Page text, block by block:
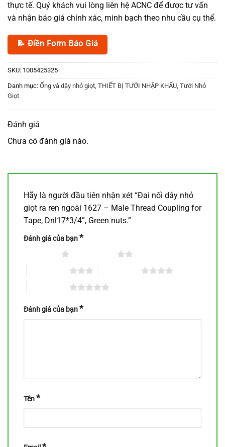
thực tế. Quý khách vui lòng liên hệ ACNC để được tư vấn
và nhận báo giá chính xác, minh bạch theo nhu cầu cụ thể.
📝 Điền Form Báo Giá
SKU: 1005425325
Danh mục: Ống và dây nhỏ giọt THIẾT BỊ TƯỚI NHẬP KHẨU Tưới Nhỏ
Giọt
Đánh giá
Chưa có đánh giá nào.
Hãy là người đầu tiên nhận xét “Đai nối dây nhỏ
giọt ra ren ngoài 1627 – Male Thread Coupling for
Tape, Dnl17*3/4”, Green nuts.”
Đánh giá của bạn*
Đánh giá của bạn*
Tên*